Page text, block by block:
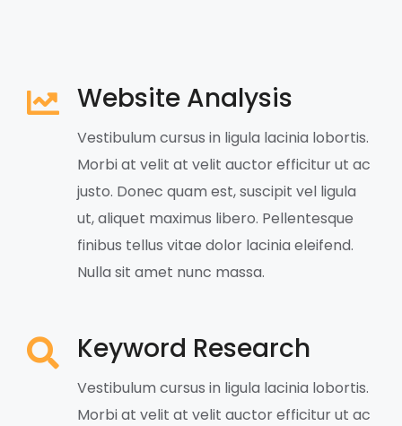
Website Analysis
Vestibulum cursus in ligula lacinia lobortis.
Morbi at velit at velit auctor efficitur ut ac
justo. Donec quam est, suscipit vel ligula
ut, aliquet maximus libero. Pellentesque
finibus tellus vitae dolor lacinia eleifend.
Nulla sit amet nunc massa.
Keyword Research
Vestibulum cursus in ligula lacinia lobortis.
Morbi at velit at velit auctor efficitur ut ac